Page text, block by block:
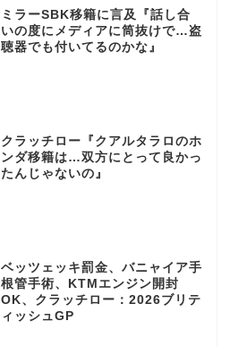
ミラーSBK移籍に言及『話し合
いの度にメディアに筒抜けで…盗
聴器でも付いてるのかな』
クラッチロー『クアルタラロのホ
ンダ移籍は…双方にとって良かっ
たんじゃないの』
ベッツェッキ罰金、バニャイア手
根管手術、KTMエンジン開封
OK、クラッチロー：2026ブリテ
ィッシュGP